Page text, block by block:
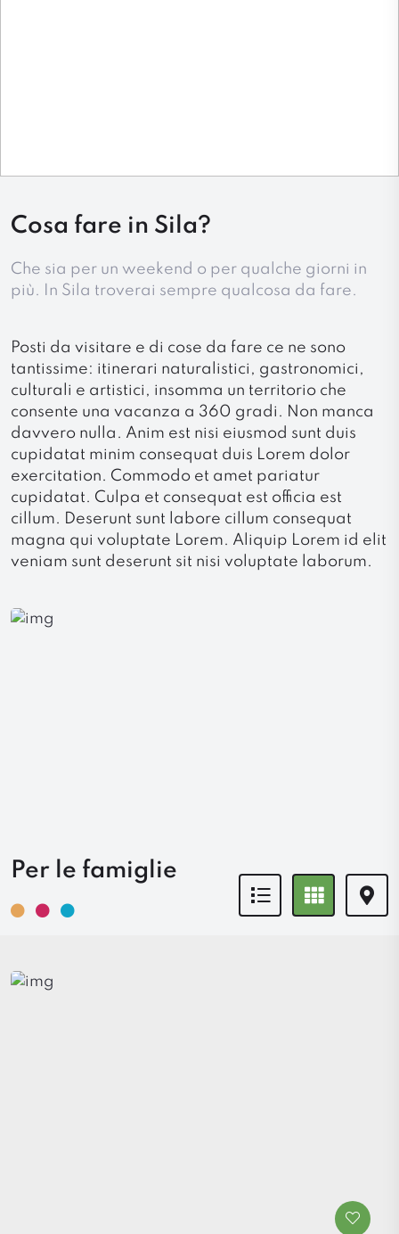
Cosa fare in Sila?
Che sia per un weekend o per qualche giorni in
più. In Sila troverai sempre qualcosa da fare.
Posti da visitare e di cose da fare ce ne sono
tantissime: itinerari naturalistici, gastronomici,
culturali e artistici, insomma un territorio che
consente una vacanza a 360 gradi. Non manca
davvero nulla. Anim est nisi eiusmod sunt duis
cupidatat minim consequat duis Lorem dolor
exercitation. Commodo et amet pariatur
cupidatat. Culpa et consequat est officia est
cillum. Deserunt sunt labore cillum consequat
magna qui voluptate Lorem. Aliquip Lorem id elit
veniam sunt deserunt sit nisi voluptate laborum.
Per le famiglie
Icona Icona